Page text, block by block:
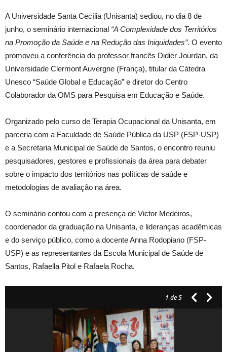
A Universidade Santa Cecília (Unisanta) sediou, no dia 8 de
junho, o seminário internacional “A Complexidade dos Territórios
na Promoção da Saúde e na Redução das Iniquidades”. O evento
promoveu a conferência do professor francês Didier Jourdan, da
Universidade Clermont Auvergne (França), titular da Cátedra
Unesco “Saúde Global e Educação” e diretor do Centro
Colaborador da OMS para Pesquisa em Educação e Saúde.
Organizado pelo curso de Terapia Ocupacional da Unisanta, em
parceria com a Faculdade de Saúde Pública da USP (FSP-USP)
e a Secretaria Municipal de Saúde de Santos, o encontro reuniu
pesquisadores, gestores e profissionais da área para debater
sobre o impacto dos territórios nas políticas de saúde e
metodologias de avaliação na área.
O seminário contou com a presença de Victor Medeiros,
coordenador da graduação na Unisanta, e lideranças acadêmicas
e do serviço público, como a docente Anna Rodopiano (FSP-
USP) e as representantes da Escola Municipal de Saúde de
Santos, Rafaella Pitol e Rafaela Rocha.
1 de 5